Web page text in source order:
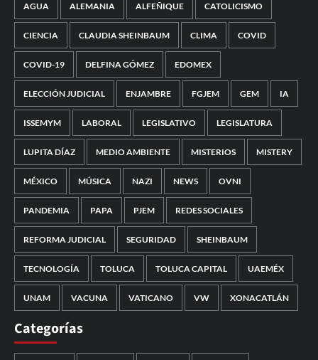
AGUA ALEMANIA ALFEÑIQUE CATOLICISMO
CIENCIA CLAUDIA SHEINBAUM CLIMA COVID
COVID-19 DELFINA GÓMEZ EDOMEX
ELECCIÓN JUDICIAL ENJAMBRE FGJEM GEM IA
ISSEMYM LABORAL LEGISLATIVO LEGISLATURA
LUPITA DÍAZ MEDIO AMBIENTE MISTERIOS MISTERY
MÉXICO MÚSICA NAZI NEWS OVNI
PANDEMIA PAPA PJEM REDES SOCIALES
REFORMA JUDICIAL SEGURIDAD SHEINBAUM
TECNOLOGÍA TOLUCA TOLUCA CAPITAL UAEMÉX
UNAM VACUNA VATICANO VW XONACATLÁN
Categorías